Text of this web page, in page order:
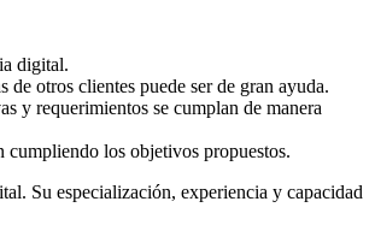
digital.
otros clientes puede ser de gran ayuda.
y requerimientos se cumplan de manera
cumpliendo los objetivos propuestos.
Su especialización, experiencia y capacidad